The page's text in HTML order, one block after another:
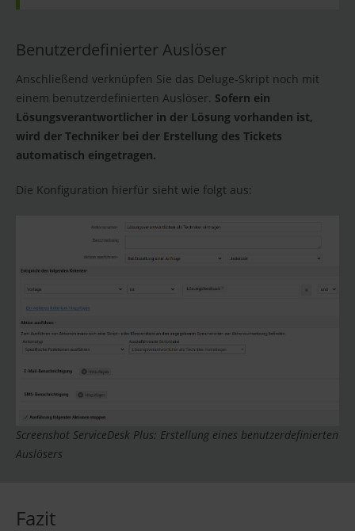
Benutzerdefinierter Auslöser
Anschließend verknüpfen Sie das Deluge-Skript noch mit
einem benutzerdefinierten Auslöser. Sofern ein
Lösungsverantwortlicher in der Lösung vorhanden ist,
wird der Techniker bei der Erstellung des Tickets
automatisch eingetragen.
Die Konfiguration hierfür sieht wie folgt aus:
Screenshot ServiceDesk Plus: Erstellung eines benutzerdefinierten
Auslösers
Fazit